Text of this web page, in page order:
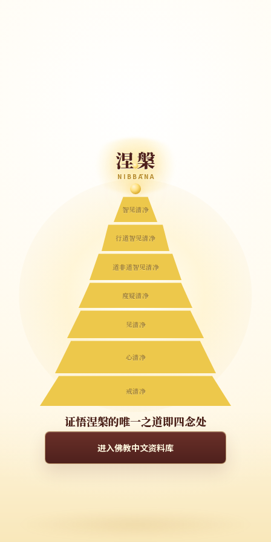
涅槃
NIBBĀNA
智见清净
行道智见清净
道非道智见清净
度疑清净
见清净
心清净
戒清净
证悟涅槃的唯一之道即四念处
进入佛教中文资料库